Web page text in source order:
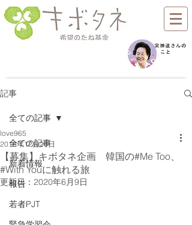
記事
全ての記事
新着情報
報告
若者PJT
全ての記事
【募集】キボタネ企画 韓国の#Me Too、
#With Youに触れる旅
love965
2018年12月26日
更新日： 2020年6月9日